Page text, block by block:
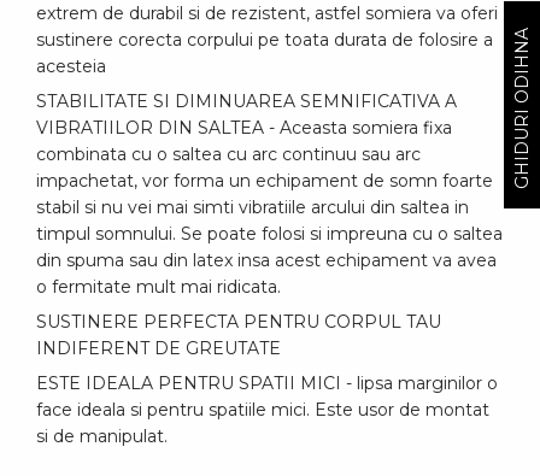
extrem de durabil si de rezistent, astfel somiera va oferi
sustinere corecta corpului pe toata durata de folosire a
acesteia
STABILITATE SI DIMINUAREA SEMNIFICATIVA A
VIBRATIILOR DIN SALTEA - Aceasta somiera fixa
combinata cu o saltea cu arc continuu sau arc
impachetat, vor forma un echipament de somn foarte
stabil si nu vei mai simti vibratiile arcului din saltea in
timpul somnului. Se poate folosi si impreuna cu o saltea
din spuma sau din latex insa acest echipament va avea
o fermitate mult mai ridicata.
SUSTINERE PERFECTA PENTRU CORPUL TAU
INDIFERENT DE GREUTATE
ESTE IDEALA PENTRU SPATII MICI - lipsa marginilor o
face ideala si pentru spatiile mici. Este usor de montat
si de manipulat.
GHIDURI ODIHNA